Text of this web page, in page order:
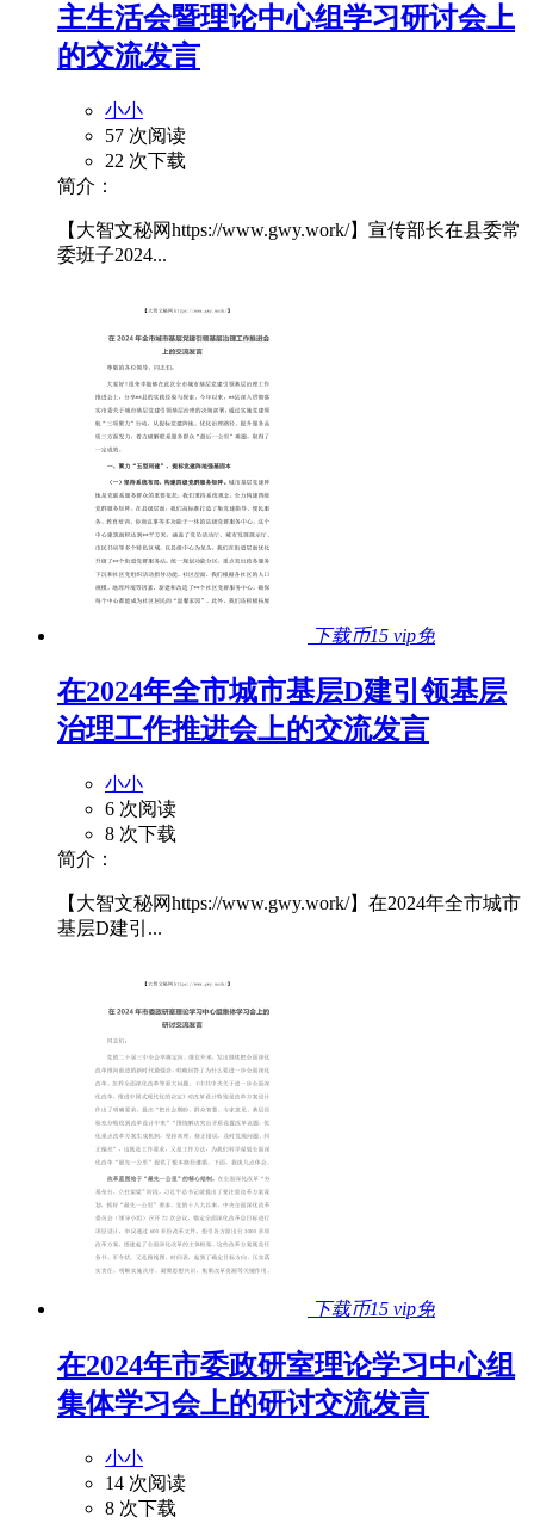
主生活会暨理论中心组学习研讨会上
的交流发言
小小
57 次阅读
22 次下载
简介：
【大智文秘网https://www.gwy.work/】宣传部长在县委常
委班子2024...
下载币15 vip免
在2024年全市城市基层D建引领基层
治理工作推进会上的交流发言
小小
6 次阅读
8 次下载
简介：
【大智文秘网https://www.gwy.work/】在2024年全市城市
基层D建引...
下载币15 vip免
在2024年市委政研室理论学习中心组
集体学习会上的研讨交流发言
小小
14 次阅读
8 次下载